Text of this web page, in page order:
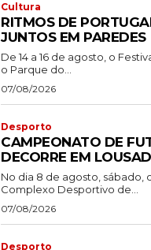
Cultura
RITMOS DE
JUNTOS EM PAREDES
De 14 a 16 de agosto, o
o Parque do...
07/08/2026
Desporto
CAMPEONATO DE
DECORRE EM
No dia 8 de agosto, sábado,
Complexo Desportivo de...
07/08/2026
Desporto